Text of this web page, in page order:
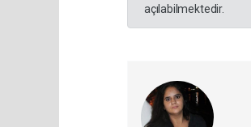
açılabilmektedir.